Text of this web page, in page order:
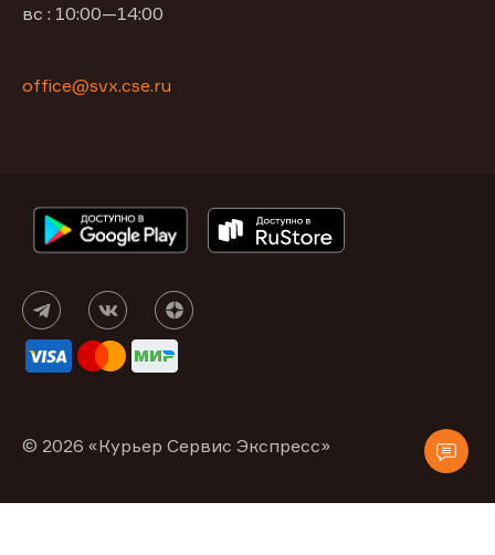
вс : 10:00—14:00
office@svx.cse.ru
© 2026 «Курьер Сервис Экспресс»